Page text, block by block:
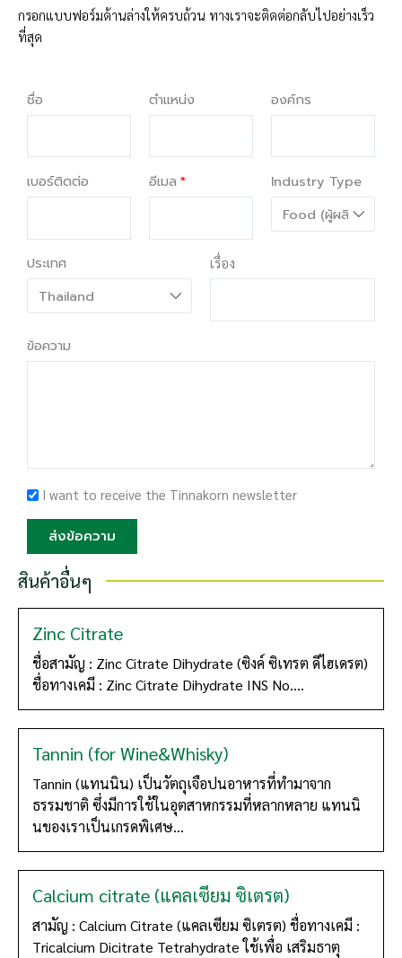
กรอกแบบฟอร์มด้านล่างให้ครบถ้วน ทางเราจะติดต่อกลับไปอย่างเร็ว
ที่สุด
ชื่อ
เบอร์ติดต่อ
ตำแหน่ง
อีเมล
องค์กร
Industry Type
ประเทศ เรื่อง
ข้อความ
I want to receive the Tinnakorn newsletter
ส่งข้อความ
สินค้าอื่นๆ
Zinc Citrate
ชื่อสามัญ : Zinc Citrate Dihydrate (ซิงค์ ซิเทรต ดีไฮเดรต)
ชื่อทางเคมี : Zinc Citrate Dihydrate INS No....
Tannin (for Wine&Whisky)
Tannin (แทนนิน) เป็นวัตถุเจือปนอาหารที่ทำมาจาก
ธรรมชาติ ซึ่งมีการใช้ในอุตสาหกรรมที่หลากหลาย แทนนิ
นของเราเป็นเกรดพิเศษ...
Calcium citrate (แคลเซียม ซิเตรต)
สามัญ : Calcium Citrate (แคลเซียม ซิเตรต) ชื่อทางเคมี :
Tricalcium Dicitrate Tetrahydrate ใช้เพื่อ เสริมธาตุ